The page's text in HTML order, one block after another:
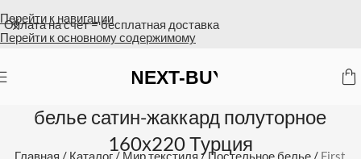
Перейти к навигации
Перейти к основному содержимому
Оплата на счет = бесплатная доставка
First choice Corina Ocher постельное
белье сатин-жаккард полуторное
160х220 Турция
Главная / Каталог/Мир текстиля /Постельное белье/ First